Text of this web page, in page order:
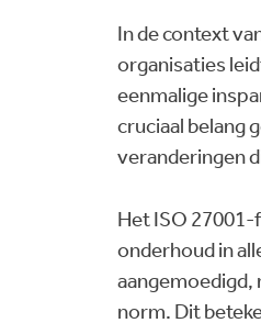
In de context
organisaties
eenmalige
cruciaal belang
veranderingen
Het ISO
onderhoud in
aangemoedigd,
norm. Dit